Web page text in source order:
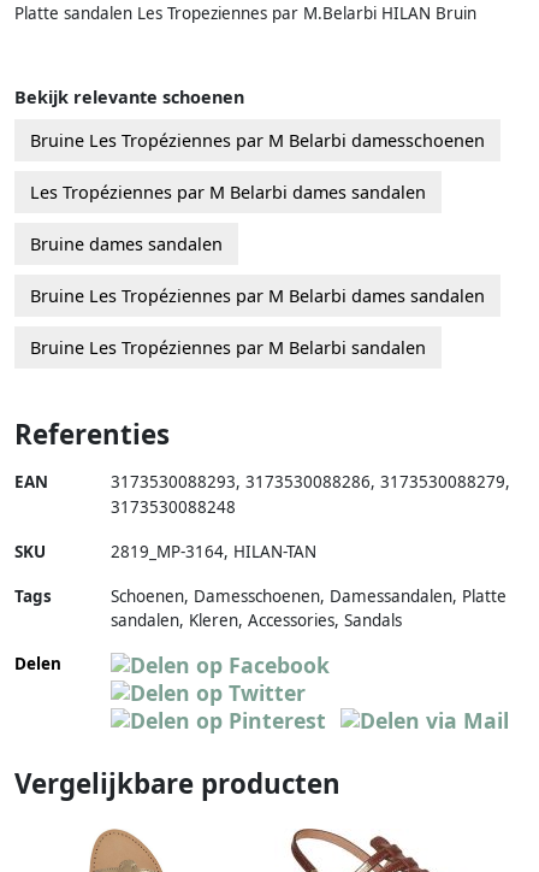
Platte sandalen Les Tropeziennes par M.Belarbi HILAN Bruin
Bekijk relevante schoenen
Bruine Les Tropéziennes par M Belarbi damesschoenen
Les Tropéziennes par M Belarbi dames sandalen
Bruine dames sandalen
Bruine Les Tropéziennes par M Belarbi dames sandalen
Bruine Les Tropéziennes par M Belarbi sandalen
Referenties
EAN 3173530088293, 3173530088286, 3173530088279,
3173530088248
SKU 2819_MP-3164, HILAN-TAN
Tags
Schoenen, Damesschoenen, Damessandalen, Platte
sandalen, Kleren, Accessories, Sandals
Delen
Vergelijkbare producten